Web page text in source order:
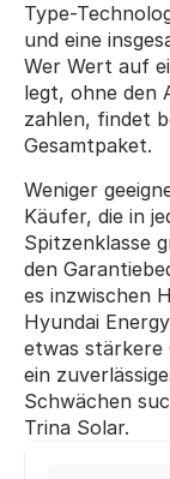
Type-
und eine
Wer Wert auf
legt, ohne den
zahlen, findet
Gesamtpaket.
Weniger
Käufer, die in
Spitzenklasse
den
es inzwischen
Hyundai
etwas stärkere
ein
Schwächen
Trina Solar.